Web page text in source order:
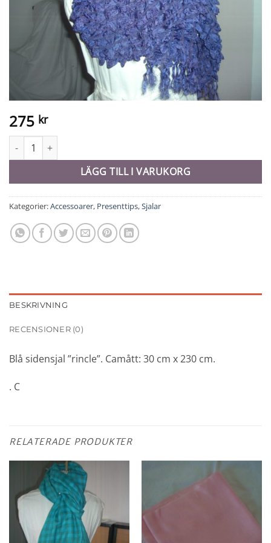
275 kr
Sidensjal - 10906 mängd
LÄGG TILL I VARUKORG
Kategorier:Accessoarer, Presenttips,Sjalar
BESKRIVNING
RECENSIONER (0)
Blå sidensjal ”rincle”. Camått: 30 cm x 230 cm.
. C
RELATERADE PRODUKTER